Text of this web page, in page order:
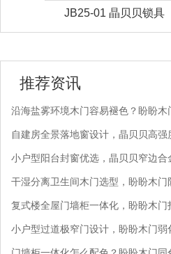
JB25-03 晶贝贝锁具
推荐资讯
沿海盐雾环境木门容易褪色？盼盼
自建房全景落地窗设计，晶贝贝高
小户型阳台封窗优选，晶贝贝窄边
干湿分离卫生间木门选型，盼盼木
复式楼全屋门墙柜一体化，盼盼木门
小户型过道极窄门设计，盼盼木门